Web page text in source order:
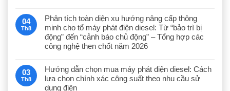
04
Th8
Phân tích toàn diện xu hướng nâng cấp thông
minh cho tổ máy phát điện diesel: Từ “bảo trì bị
động” đến “cảnh báo chủ động” – Tổng hợp các
công nghệ then chốt năm 2026
03
Th8
Hướng dẫn chọn mua máy phát điện diesel: Cách
lựa chọn chính xác công suất theo nhu cầu sử
dụng điện